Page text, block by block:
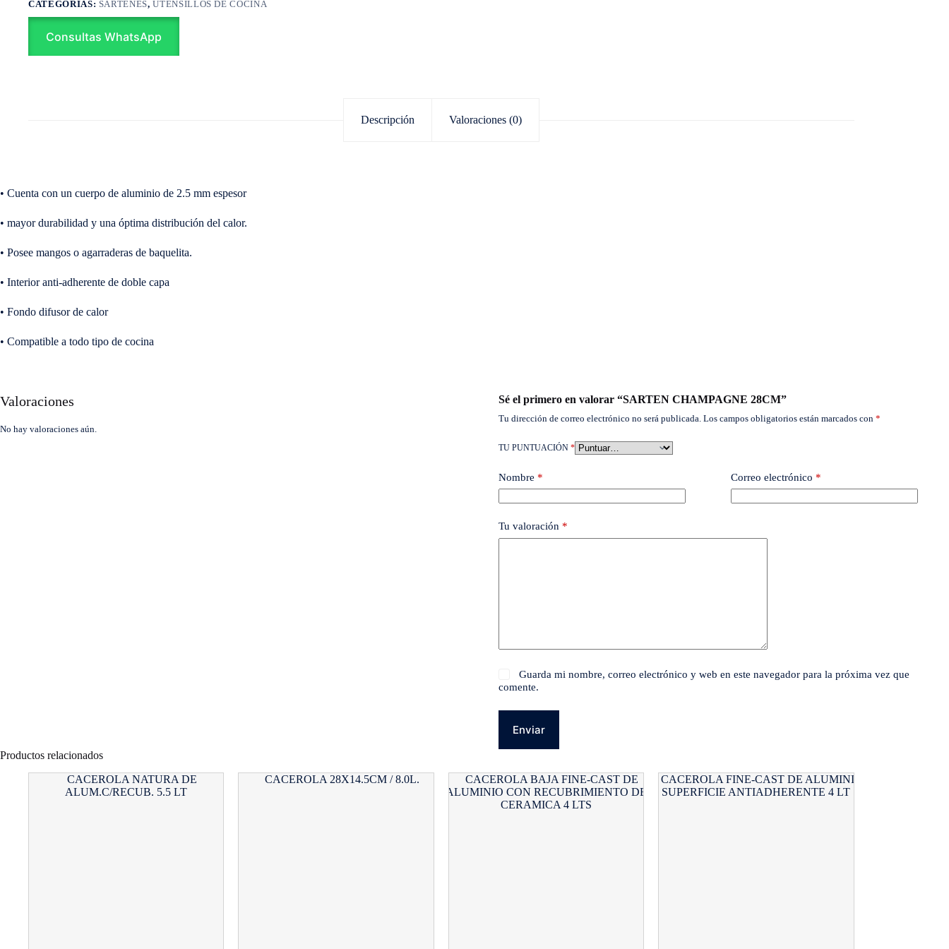
CATEGORÍAS: SARTENES,UTENSILLOS DE COCINA
Consultas WhatsApp
Descripción Valoraciones (0)
• Cuenta con un cuerpo de aluminio de 2.5 mm espesor
• mayor durabilidad y una óptima distribución del calor.
• Posee mangos o agarraderas de baquelita.
• Interior anti-adherente de doble capa
• Fondo difusor de calor
• Compatible a todo tipo de cocina
Valoraciones
No hay valoraciones aún.
Sé el primero en valorar “SARTEN CHAMPAGNE 28CM”
Tu dirección de correo electrónico no será publicada. Los campos obligatorios están marcados con *
TU PUNTUACIÓN *
Nombre * Correo electrónico *
Tu valoración *
Guarda mi nombre, correo electrónico y web en este navegador para la próxima vez que
comente.
Enviar
Productos relacionados